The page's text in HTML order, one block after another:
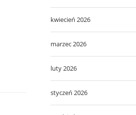
kwiecień 2026
marzec 2026
luty 2026
styczeń 2026